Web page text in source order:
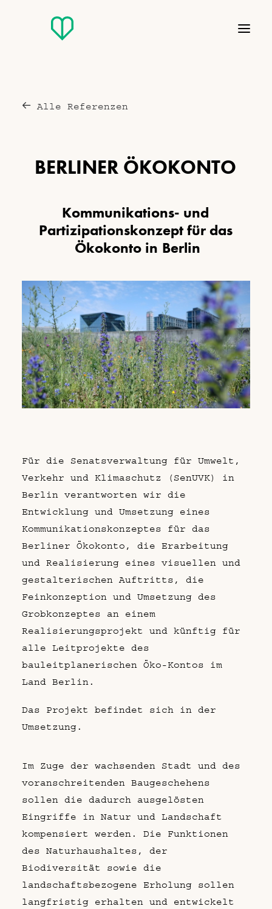
Alle Referenzen
BERLINER ÖKOKONTO
Kommunikations- und
Partizipationskonzept fürdas
Ökokonto in Berlin
Für die Senatsverwaltung für Umwelt,
Verkehr und Klimaschutz (SenUVK) in
Berlin verantworten wir die
Entwicklung und Umsetzung eines
Kommunikationskonzeptes für das
Berliner Ökokonto, die Erarbeitung
und Realisierung eines visuellen und
gestalterischen Auftritts, die
Feinkonzeption und Umsetzung des
Grobkonzeptes an einem
Realisierungsprojekt und künftig für
alle Leitprojekte des
bauleitplanerischen Öko-Kontos im
Land Berlin.
Das Projekt befindet sich in der
Umsetzung.
Im Zuge der wachsenden Stadt und des
voranschreitenden Baugeschehens
sollen die dadurch ausgelösten
Eingriffe in Natur und Landschaft
kompensiert werden. Die Funktionen
des Naturhaushaltes, der
Biodiversität sowie die
landschaftsbezogene Erholung sollen
langfristig erhalten und entwickelt